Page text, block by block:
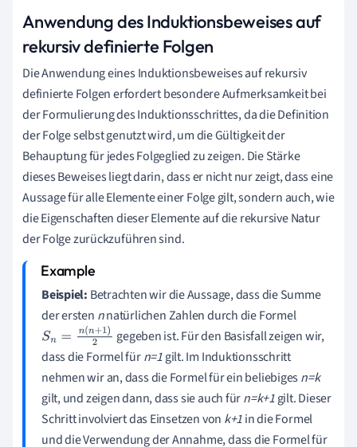
Anwendung des Induktionsbeweises auf
rekursiv definierte Folgen
Die Anwendung eines Induktionsbeweises auf rekursiv
definierte Folgen erfordert besondere Aufmerksamkeit bei
der Formulierung des Induktionsschrittes, da die Definition
der Folge selbst genutzt wird, um die Gültigkeit der
Behauptung für jedes Folgeglied zu zeigen. Die Stärke
dieses Beweises liegt darin, dass er nicht nur zeigt, dass eine
Aussage für alle Elemente einer Folge gilt, sondern auch, wie
die Eigenschaften dieser Elemente auf die rekursive Natur
der Folge zurückzuführen sind.
Beispiel: Betrachten wir die Aussage, dass die Summe
der ersten nnatürlichen Zahlen durch die Formel
Sn=n( n+1)2
gegeben ist. Für den Basisfall zeigen wir,
dass die Formel fürn=1gilt. Im Induktionsschritt
nehmen wir an, dass die Formel für ein beliebigesn=k
gilt, und zeigen dann, dass sie auch fürn=k+1gilt. Dieser
Schritt involviert das Einsetzen von k+1in die Formel
und die Verwendung der Annahme, dass die Formel für